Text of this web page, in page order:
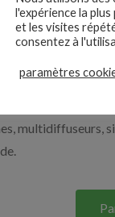
sur le bouton ci-
multidiffuseurs,
l'expérience la
et les visites
consentez à
paramètres